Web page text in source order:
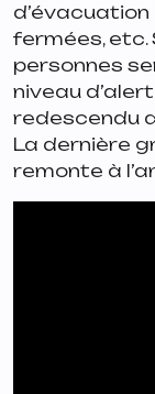
d’évacuation
fermées, etc.
personnes
niveau
redescendu
La dernière
remonte à